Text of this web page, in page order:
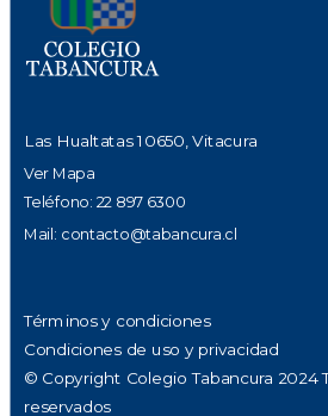
Las Hualtatas 10650, Vitacura
Ver Mapa
Teléfono: 22 897 6300
Mail: contacto@tabancura.cl
Términos y condiciones
Condiciones de uso y privacidad
© Copyright Colegio Tabancura 2024
reservados